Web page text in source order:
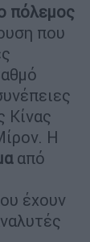
πόλεμος
που
Κίνας
Η
από
έχουν